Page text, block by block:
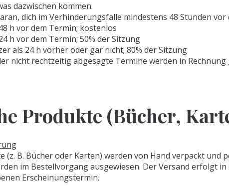
dazwischen kommen.
dich im Verhinderungsfalle mindestens 48 Stunden
h vor dem Termin; kostenlos
h vor dem Termin; 50% der Sitzung
als 24 h vorher oder gar nicht; 80% der Sitzung
nicht rechtzeitig abgesagte Termine werden in
Produkte (Bücher,
(z. B. Bücher oder Karten) werden von Hand verpackt und
im Bestellvorgang ausgewiesen. Der Versand erfolgt
Erscheinungstermin.